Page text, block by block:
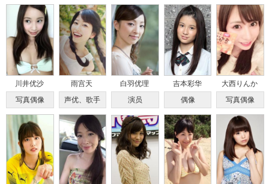
川井优沙
写真偶像
雨宫天
声优、歌手
白羽优理
演员
吉本彩华
偶像
大西りんか
写真偶像